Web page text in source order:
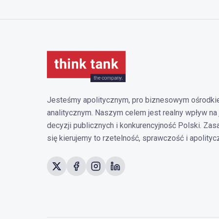
Jesteśmy apolitycznym, pro biznesowym
analitycznym. Naszym celem jest realny wpływ na
decyzji publicznych i konkurencyjność Polski.
się kierujemy to rzetelność, sprawczość i